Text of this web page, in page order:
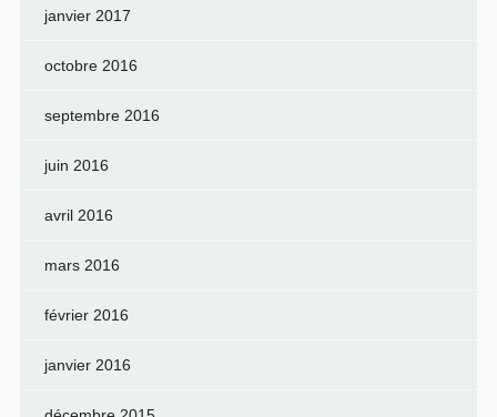
janvier 2017
octobre 2016
septembre 2016
juin 2016
avril 2016
mars 2016
février 2016
janvier 2016